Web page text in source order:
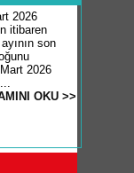
2026
itibaren
son
2026
OKU >>